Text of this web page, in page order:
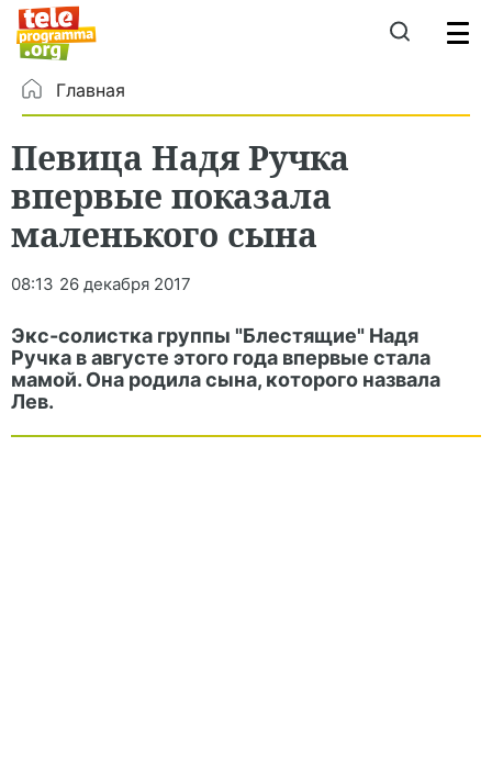
Главная
Певица Надя Ручка
впервые показала
маленького сына
08:13 26 декабря 2017
Экс-солистка группы "Блестящие" Надя
Ручка в августе этого года впервые стала
мамой. Она родила сына, которого назвала
Лев.